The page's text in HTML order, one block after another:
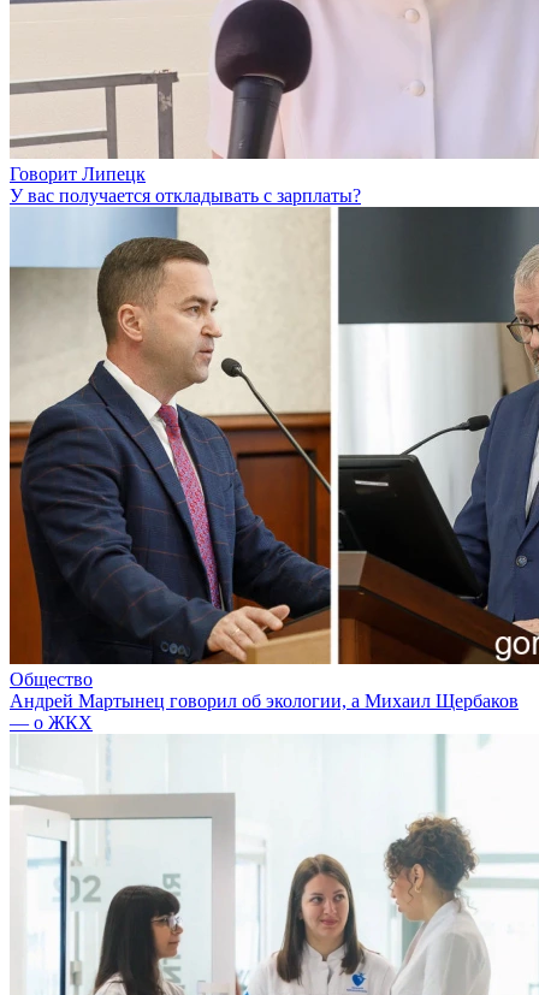
Говорит Липецк
У вас получается откладывать с зарплаты?
Общество
Андрей Мартынец говорил об экологии, а Михаил Щербаков
— о ЖКХ